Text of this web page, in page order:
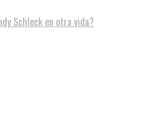
Schleck en otra vida?